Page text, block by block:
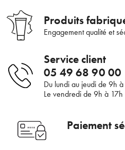
Produits
Engagement qualité et
Service client
05 49 68 90 00
Du lundi au jeudi de 9h
Le vendredi de 9h à 17h
Paiement